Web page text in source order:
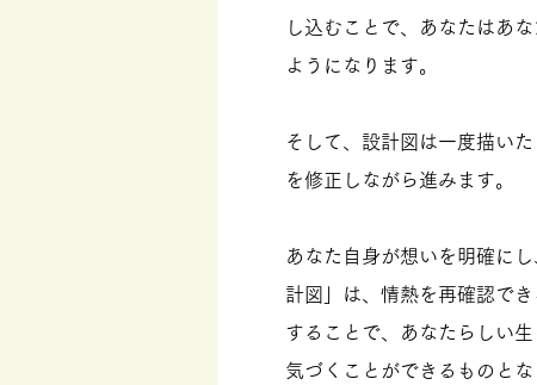
し込むことで、あなたはあ
ようになります。
そして、設計図は一度描い
を修正しながら進みます。
あなた自身が想いを明確に
計図」は、情熱を再確認で
することで、あなたらしい
気づくことができるものとな